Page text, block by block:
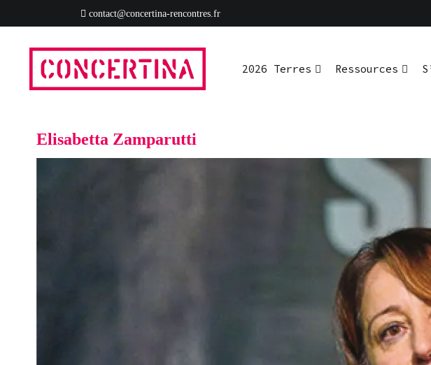
contenu
contact@concertina-rencontres.fr
2026 Terres Ressources
2026 Terres Ressources S’impliquer
Elisabetta Zamparutti